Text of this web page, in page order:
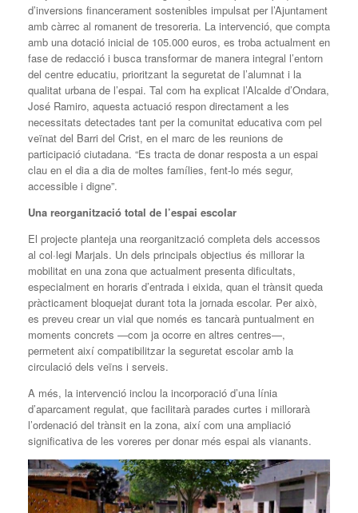
d’inversions financerament sostenibles impulsat per l’Ajuntament
amb càrrec al romanent de tresoreria. La intervenció, que compta
amb una dotació inicial de 105.000 euros, es troba actualment en
fase de redacció i busca transformar de manera integral l’entorn
del centre educatiu, prioritzant la seguretat de l’alumnat i la
qualitat urbana de l’espai. Tal com ha explicat l’Alcalde d’Ondara,
José Ramiro, aquesta actuació respon directament a les
necessitats detectades tant per la comunitat educativa com pel
veïnat del Barri del Crist, en el marc de les reunions de
participació ciutadana. “Es tracta de donar resposta a un espai
clau en el dia a dia de moltes famílies, fent-lo més segur,
accessible i digne”.
Una reorganització total de l’espai escolar
El projecte planteja una reorganització completa dels accessos
al col·legi Marjals. Un dels principals objectius és millorar la
mobilitat en una zona que actualment presenta dificultats,
especialment en horaris d’entrada i eixida, quan el trànsit queda
pràcticament bloquejat durant tota la jornada escolar. Per això,
es preveu crear un vial que només es tancarà puntualment en
moments concrets —com ja ocorre en altres centres—,
permetent així compatibilitzar la seguretat escolar amb la
circulació dels veïns i serveis.
A més, la intervenció inclou la incorporació d’una línia
d’aparcament regulat, que facilitarà parades curtes i millorarà
l’ordenació del trànsit en la zona, així com una ampliació
significativa de les voreres per donar més espai als vianants.